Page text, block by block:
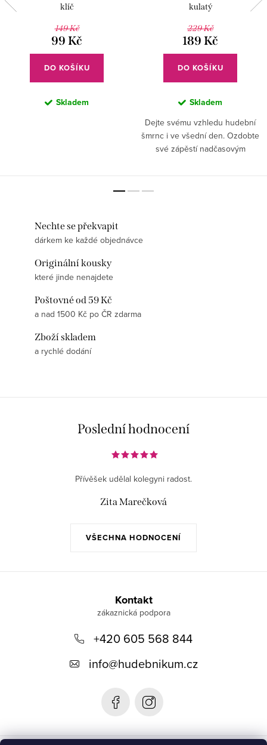
klíč
149 Kč
99 Kč
DO KOŠÍKU
Skladem
kulatý
229 Kč
189 Kč
DO KOŠÍKU
Skladem
Dejte svému vzhledu hudební
šmrnc i ve všední den. Ozdobte
své zápěstí nadčasovým
Nechte se překvapit
dárkem ke každé objednávce
Originální kousky
které jinde nenajdete
Poštovné od 59 Kč
a nad 1500 Kč po ČR zdarma
Zboží skladem
a rychlé dodání
Poslední hodnocení
VŠECHNA HODNOCENÍ
Přívěšek udělal kolegyni radost.
Zita Marečková
Kontakt
+420 605 568 844
info@hudebnikum.cz